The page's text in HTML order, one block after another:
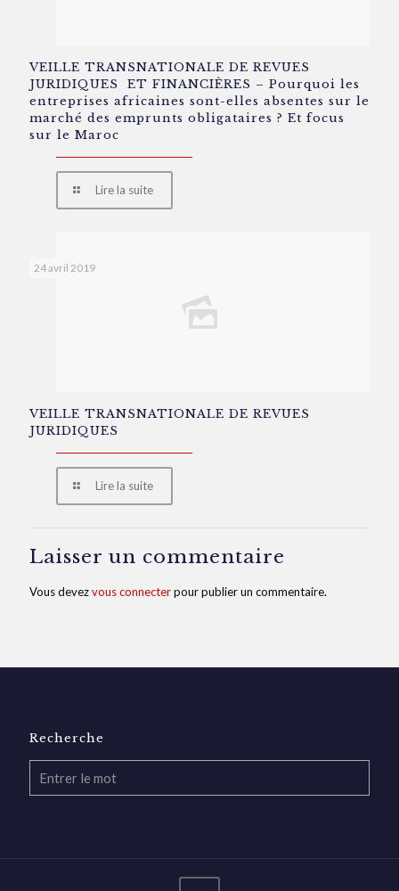
VEILLE TRANSNATIONALE DE REVUES
JURIDIQUES ET FINANCIÈRES – Pourquoi les
entreprises africaines sont-elles absentes sur le
marché des emprunts obligataires ? Et focus
sur le Maroc
Lire la suite
24 avril 2019
VEILLE TRANSNATIONALE DE REVUES
JURIDIQUES
Lire la suite
Laisser un commentaire
Vous devezvous connecterpour publier un commentaire.
Recherche